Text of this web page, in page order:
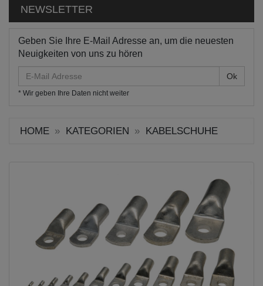
NEWSLETTER
Geben Sie Ihre E-Mail Adresse an, um die neuesten
Neuigkeiten von uns zu hören
Mail
Adresse
* Wir geben Ihre Daten nicht weiter
HOME KATEGORIEN KABELSCHUHE